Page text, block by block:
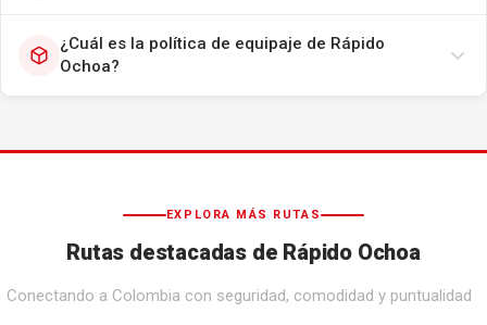
¿Cuál es la política de equipaje de Rápido
Ochoa?
EXPLORA MÁS RUTAS
Rutas destacadas de Rápido Ochoa
Conectando a Colombia con seguridad, comodidad y puntualidad